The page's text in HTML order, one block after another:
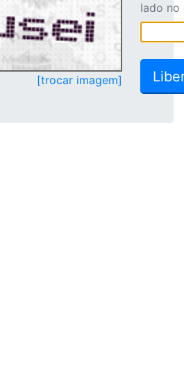
[trocar imagem]
lado no